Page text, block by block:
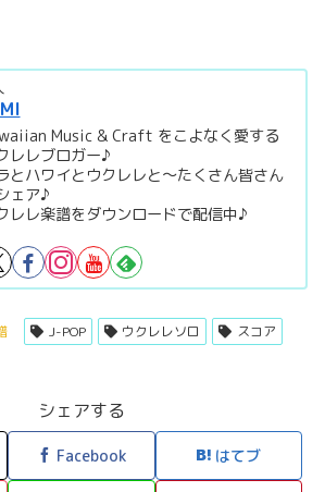
Music & Craft をこよなく愛する
レレブロガー♪
とハワイとウクレレと～たくさん皆さん
ェア♪
レレ楽譜をダウンロードで配信中♪
J-POP ウクレレソロ
スコア
シェアする
Facebook はてブ